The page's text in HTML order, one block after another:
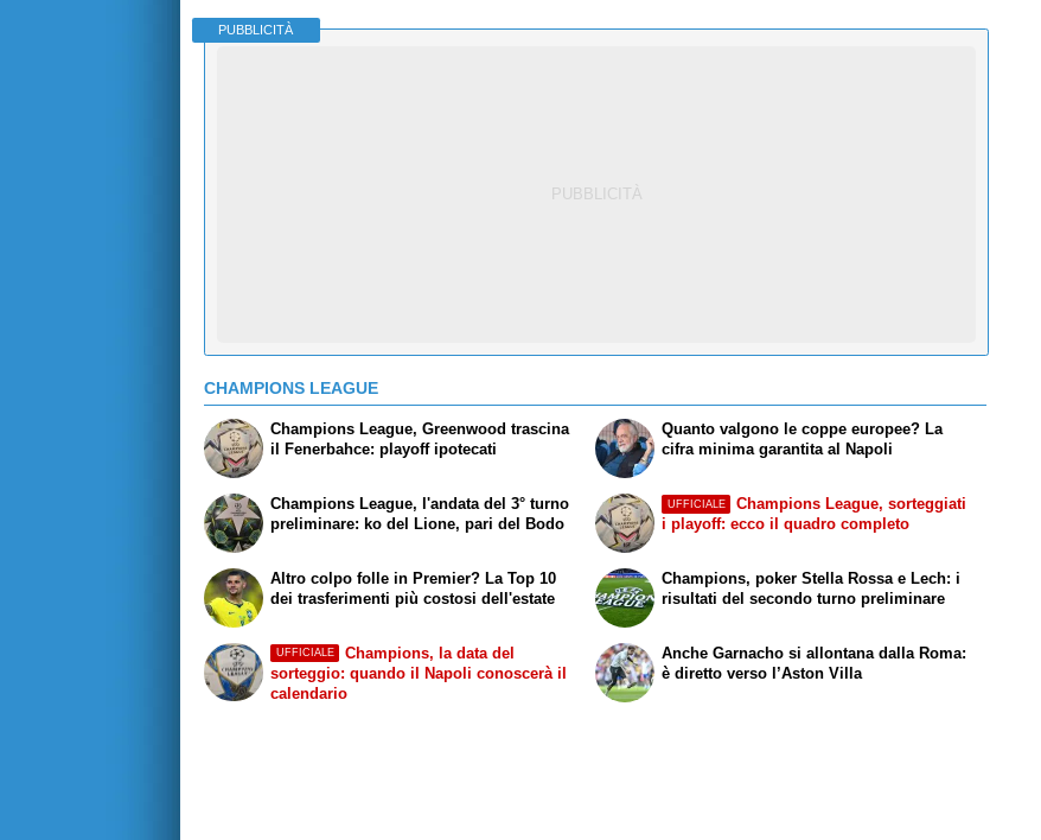
PUBBLICITÀ
CHAMPIONS LEAGUE
Champions League, Greenwood trascina
il Fenerbahce: playoff ipotecati
Champions League, l'andata del 3° turno
preliminare: ko del Lione, pari del Bodo
Quanto valgono le coppe europee? La
cifra minima garantita al Napoli
UFFICIALE
Champions League, sorteggiati
i playoff: ecco il quadro completo
Altro colpo folle in Premier? La Top 10
dei trasferimenti più costosi dell'estate
UFFICIALE
Champions, la data del
sorteggio: quando il Napoli conoscerà il
calendario
Champions, poker Stella Rossa e Lech: i
risultati del secondo turno preliminare
Anche Garnacho si allontana dalla Roma:
è diretto verso l’Aston Villa